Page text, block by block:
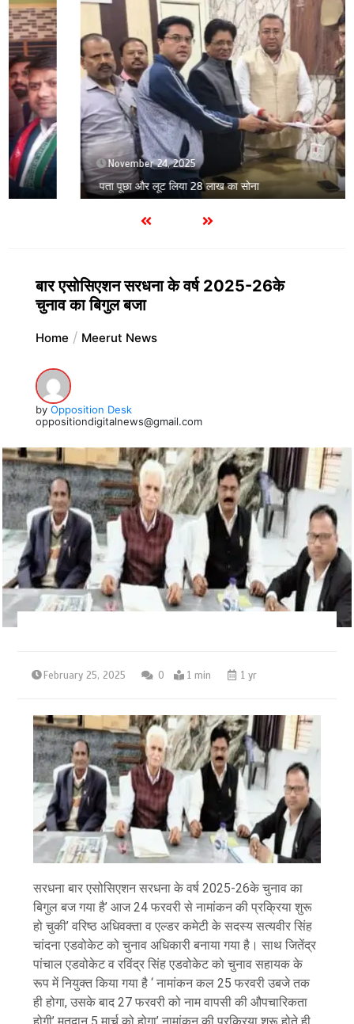
November 24, 2025
पता पूछा और लूट लिया 28 लाख का सोना
बार एसोसिएशन सरधना के वर्ष 2025-26के
चुनाव का बिगुल बजा
Home Meerut News
by Opposition Desk
oppositiondigitalnews@gmail.com
February 25, 2025 0 1 min 1 yr
सरधना बार एसोसिएशन सरधना के वर्ष 2025-26के चुनाव का
बिगुल बज गया है’ आज 24 फरवरी से नामांकन की प्रक्रिया शुरू
हो चुकी’ वरिष्ठ अधिवक्ता व एल्डर कमेटी के सदस्य सत्यवीर सिंह
चांदना एडवोकेट को चुनाव अधिकारी बनाया गया है। साथ जितेंद्र
पांचाल एडवोकेट व रविंद्र सिंह एडवोकेट को चुनाव सहायक के
रूप में नियुक्त किया गया है ‘ नामांकन कल 25 फरवरी उबजे तक
ही होगा, उसके बाद 27 फरवरी को नाम वापसी की औपचारिकता